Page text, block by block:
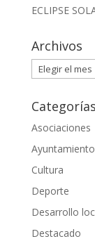
ECLIPSE
Archivos
Archivos
Categorías
Asociaciones
Ayuntamiento
Cultura
Deporte
Desarrollo
Destacado